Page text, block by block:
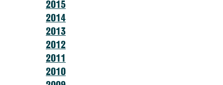
2015
2014
2013
2012
2011
2010